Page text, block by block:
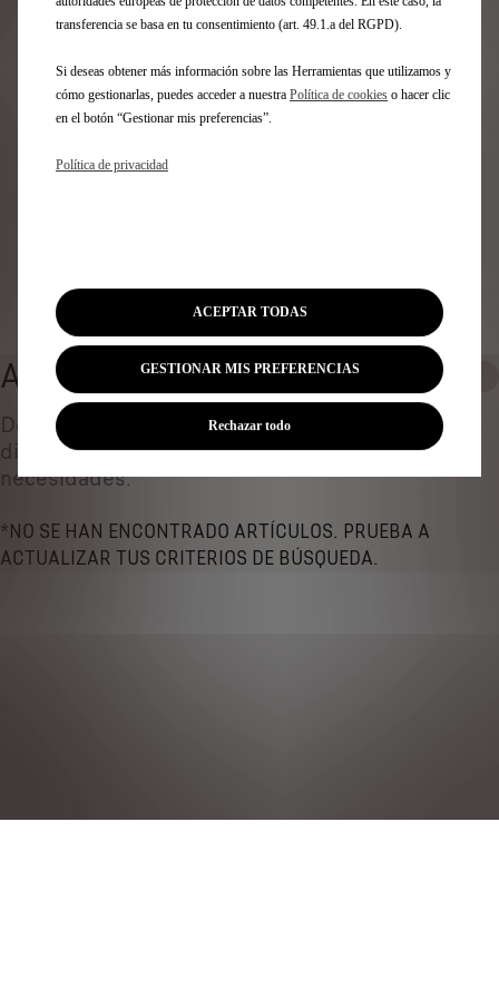
ver los accesorios compatibles
Número de matrícula
VIN
ARRASTRE Y REMOLQUE
Descubre todos los accesorios originales
diseñados ​​para tu coche y adaptados a tus
necesidades.
*NO SE HAN ENCONTRADO ARTÍCULOS. PRUEBA A
ACTUALIZAR TUS CRITERIOS DE BÚSQUEDA.
transferencia se basa en tu consentimiento (art. 49.1.a del RGPD).
Si deseas obtener más información sobre las Herramientas que utilizamos y
cómo gestionarlas, puedes acceder a nuestra Política de cookies o hacer clic
en el botón “Gestionar mis preferencias”.
Política de privacidad
GESTIONAR MIS PREFERENCIAS
ACEPTAR TODAS
Rechazar todo